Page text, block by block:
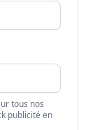
tous nos
publicité en